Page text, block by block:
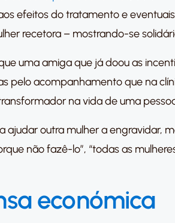
efeitos do tratamento e
recetora – mostrando-se
uma amiga que já doou as
pelo acompanhamento que na
na vida de uma
ajudar outra mulher a engravidar,
não fazê-lo”, “todas as
económica